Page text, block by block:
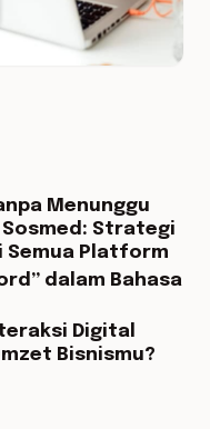
Menunggu
Sosmed: Strategi
Semua Platform
dalam Bahasa
Digital
Bisnismu?